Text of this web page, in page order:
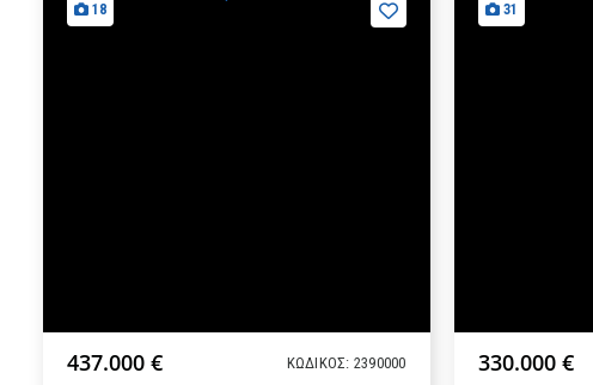
18
437.000 € ΚΩΔΙΚΟΣ: 2390000
31
330.000 €